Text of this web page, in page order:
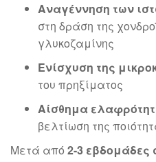
Αναγέννηση των
στη δράση της
γλυκοζαμίνης
Ενίσχυση της
του πρηξίματος
Αίσθημα
βελτίωση της
Μετά από 2-3 εβδομάδες